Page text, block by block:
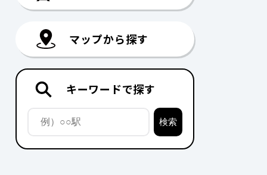
マップから探す
キーワードで探す